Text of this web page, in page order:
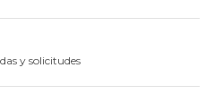
y solicitudes